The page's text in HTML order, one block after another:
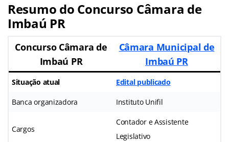
Resumo do Concurso Câmara de
Imbaú PR
Concurso Câmara de
Imbaú PR
Câmara Municipal de
Imbaú PR
Situação atual Edital publicado
Banca organizadora Instituto Unifil
Cargos
Contador e Assistente
Legislativo